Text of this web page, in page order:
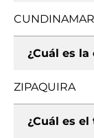
¿Cuál es
ZIPAQUIRA
¿Cuál es